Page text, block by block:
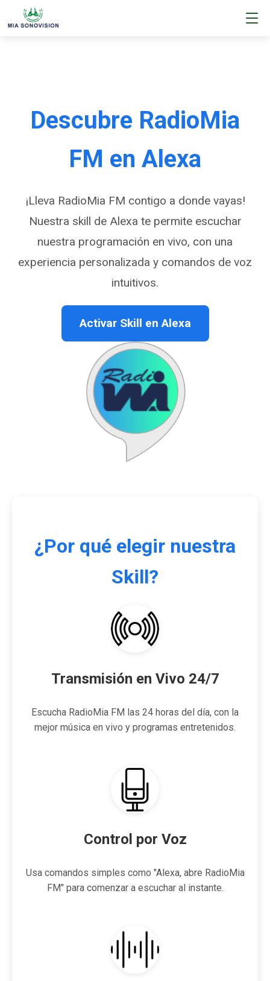
Descubre RadioMia
FM en Alexa
¡Lleva RadioMia FM contigo a donde vayas!
Nuestra skill de Alexa te permite escuchar
nuestra programación en vivo, con una
experiencia personalizada y comandos de voz
intuitivos.
Activar Skill en Alexa
¿Por qué elegir nuestra
Skill?
Transmisión en Vivo 24/7
Escucha RadioMia FM las 24 horas del día, con la
mejor música en vivo y programas entretenidos.
Control por Voz
Usa comandos simples como "Alexa, abre RadioMia
FM" para comenzar a escuchar al instante.